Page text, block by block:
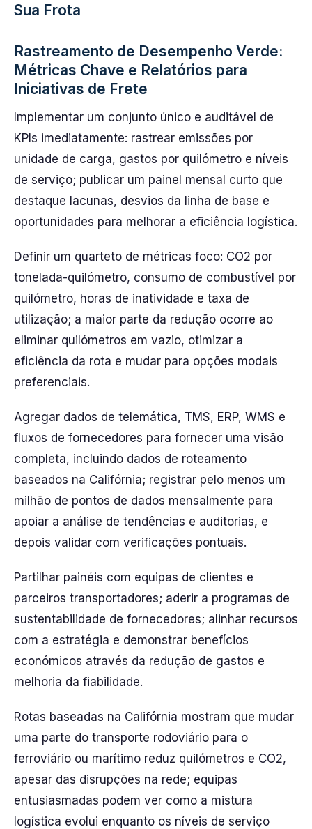
Sua Frota
Rastreamento de Desempenho Verde:
Métricas Chave e Relatórios para
Iniciativas de Frete
Implementar um conjunto único e auditável de
KPIs imediatamente: rastrear emissões por
unidade de carga, gastos por quilómetro e níveis
de serviço; publicar um painel mensal curto que
destaque lacunas, desvios da linha de base e
oportunidades para melhorar a eficiência logística.
Definir um quarteto de métricas foco: CO2 por
tonelada-quilómetro, consumo de combustível por
quilómetro, horas de inatividade e taxa de
utilização; a maior parte da redução ocorre ao
eliminar quilómetros em vazio, otimizar a
eficiência da rota e mudar para opções modais
preferenciais.
Agregar dados de telemática, TMS, ERP, WMS e
fluxos de fornecedores para fornecer uma visão
completa, incluindo dados de roteamento
baseados na Califórnia; registrar pelo menos um
milhão de pontos de dados mensalmente para
apoiar a análise de tendências e auditorias, e
depois validar com verificações pontuais.
Partilhar painéis com equipas de clientes e
parceiros transportadores; aderir a programas de
sustentabilidade de fornecedores; alinhar recursos
com a estratégia e demonstrar benefícios
económicos através da redução de gastos e
melhoria da fiabilidade.
Rotas baseadas na Califórnia mostram que mudar
uma parte do transporte rodoviário para o
ferroviário ou marítimo reduz quilómetros e CO2,
apesar das disrupções na rede; equipas
entusiasmadas podem ver como a mistura
logística evolui enquanto os níveis de serviço